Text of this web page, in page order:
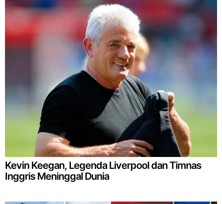
Kevin Keegan, Legenda Liverpool dan Timnas
Inggris Meninggal Dunia